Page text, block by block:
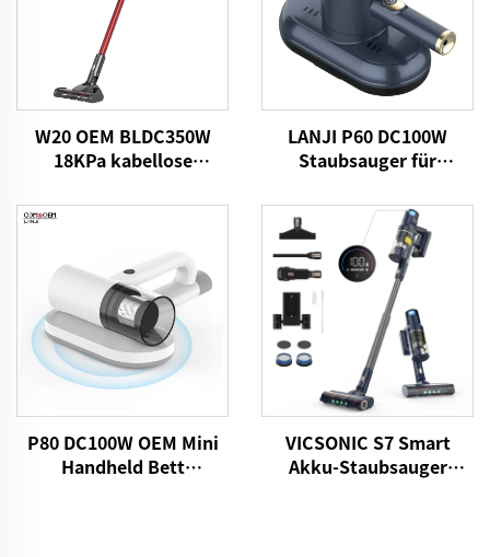
W20 OEM BLDC350W
18KPa kabellose
LANJI P60 DC100W
Staubsauger für
P80 DC100W OEM Mini
Handheld Bett
VICSONIC S7 Smart
Akku-Staubsauger